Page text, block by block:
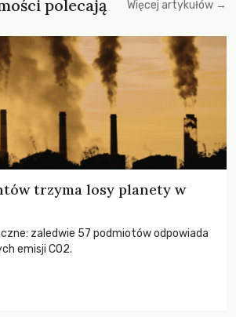
polecają Więcej artykułów →
trzyma losy planety w
zaledwie 57 podmiotów odpowiada
emisji CO2.